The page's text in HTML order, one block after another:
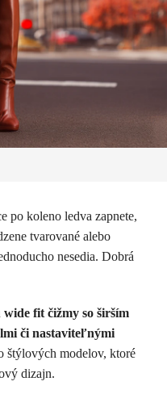
po koleno ledva zapnete,
tvarované alebo
nesedia. Dobrá
wide fit čižmy so širším
či nastaviteľnými
štýlových modelov, ktoré
dizajn.